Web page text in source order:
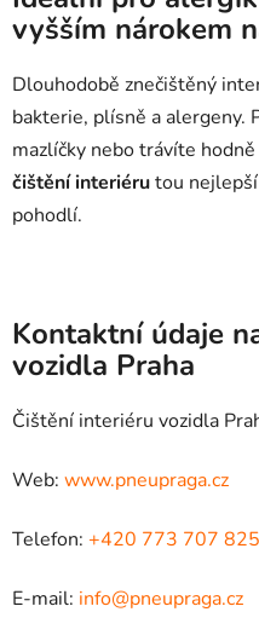
vyšším nárokem
Dlouhodobě znečištěný
bakterie, plísně a alergeny.
mazlíčky nebo trávíte hodně
čištění interiérutou
pohodlí.
Kontaktní údaje
vozidla Praha
Čištění interiéru vozidla
Web: www.pneupraga.cz
Telefon: +420 773 707 825
E-mail: info@pneupraga.cz